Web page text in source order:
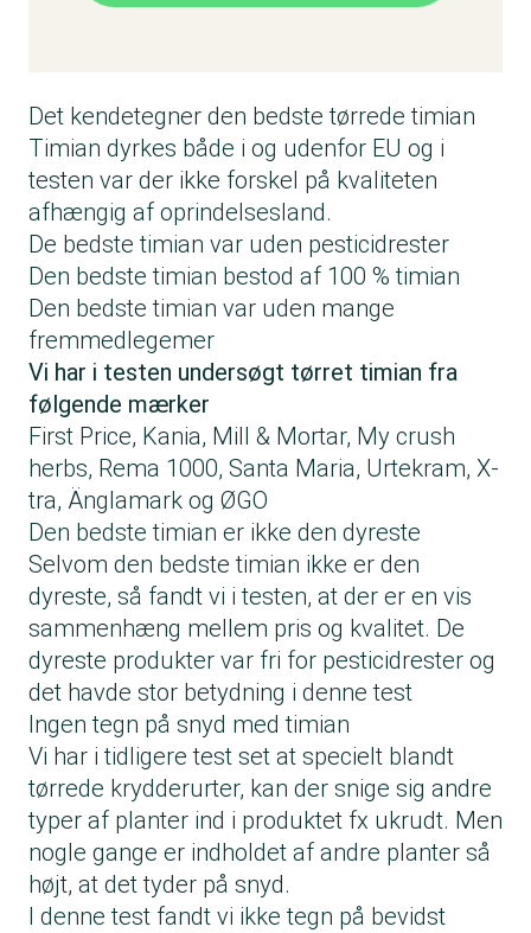
Det kendetegner den bedste tørrede timian
Timian dyrkes både i og udenfor EU og i
testen var der ikke forskel på kvaliteten
afhængig af oprindelsesland.
De bedste timian var uden pesticidrester
Den bedste timian bestod af 100 % timian
Den bedste timian var uden mange
fremmedlegemer
Vi har i testen undersøgt tørret timian fra
følgende mærker
First Price, Kania, Mill & Mortar, My crush
herbs, Rema 1000, Santa Maria, Urtekram, X-
tra, Änglamark og ØGO
Den bedste timian er ikke den dyreste
Selvom den bedste timian ikke er den
dyreste, så fandt vi i testen, at der er en vis
sammenhæng mellem pris og kvalitet. De
dyreste produkter var fri for pesticidrester og
det havde stor betydning i denne test
Ingen tegn på snyd med timian
Vi har i tidligere test set at specielt blandt
tørrede krydderurter, kan der snige sig andre
typer af planter ind i produktet fx ukrudt. Men
nogle gange er indholdet af andre planter så
højt, at det tyder på snyd.
I denne test fandt vi ikke tegn på bevidst